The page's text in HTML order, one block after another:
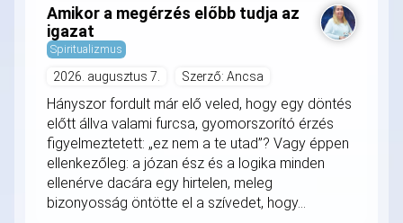
Amikor a megérzés előbb tudja az
igazat
Spiritualizmus
2026. augusztus 7. Szerző: Ancsa
Hányszor fordult már elő veled, hogy egy döntés
előtt állva valami furcsa, gyomorszorító érzés
figyelmeztetett: „ez nem a te utad”? Vagy éppen
ellenkezőleg: a józan ész és a logika minden
ellenérve dacára egy hirtelen, meleg
bizonyosság öntötte el a szívedet, hogy...